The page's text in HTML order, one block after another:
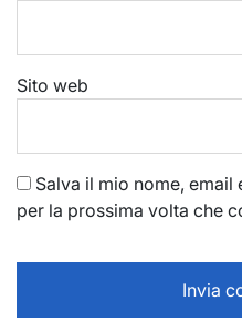
Sito web
Salva il mio nome,
per la prossima volta che